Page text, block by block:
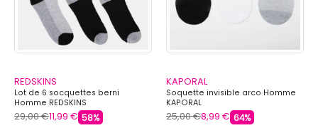
REDSKINS
Lot de 6 socquettes berni
Homme REDSKINS
29,00 €11,99 € 58%
KAPORAL
Soquette invisible arco Homme
KAPORAL
25,00 €8,99 € 64%